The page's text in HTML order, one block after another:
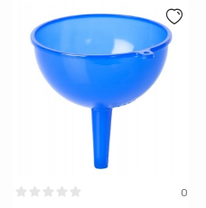
Производитель
Страна-производитель
Материал
Назначение
0